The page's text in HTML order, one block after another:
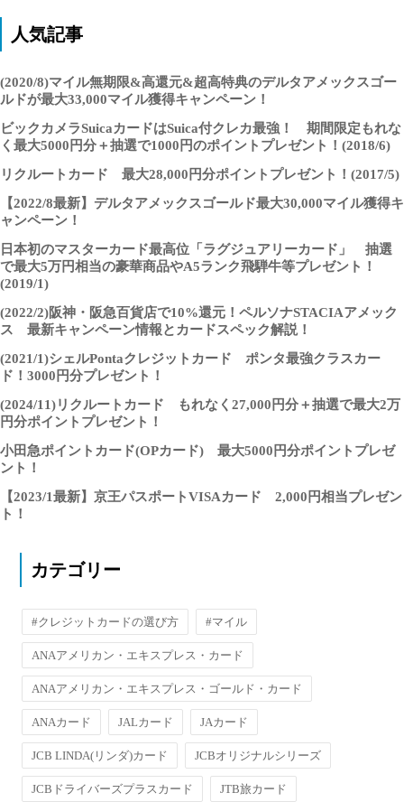
人気記事
(2020/8)マイル無期限&高還元&超高特典のデルタアメックスゴー
ルドが最大33,000マイル獲得キャンペーン！
ビックカメラSuicaカードはSuica付クレカ最強！ 期間限定もれな
く最大5000円分＋抽選で1000円のポイントプレゼント！(2018/6)
リクルートカード 最大28,000円分ポイントプレゼント！(2017/5)
【2022/8最新】デルタアメックスゴールド最大30,000マイル獲得キ
ャンペーン！
日本初のマスターカード最高位「ラグジュアリーカード」 抽選
で最大5万円相当の豪華商品やA5ランク飛騨牛等プレゼント！
(2019/1)
(2022/2)阪神・阪急百貨店で10%還元！ペルソナSTACIAアメック
ス 最新キャンペーン情報とカードスペック解説！
(2021/1)シェルPontaクレジットカード ポンタ最強クラスカー
ド！3000円分プレゼント！
(2024/11)リクルートカード もれなく27,000円分＋抽選で最大2万
円分ポイントプレゼント！
小田急ポイントカード(OPカード) 最大5000円分ポイントプレゼ
ント！
【2023/1最新】京王パスポートVISAカード 2,000円相当プレゼン
ト！
カテゴリー
#クレジットカードの選び方 #マイル
ANAアメリカン・エキスプレス・カード
ANAアメリカン・エキスプレス・ゴールド・カード
ANAカード JALカード JAカード
JCB LINDA(リンダ)カード JCBオリジナルシリーズ
JCBドライバーズプラスカード JTB旅カード